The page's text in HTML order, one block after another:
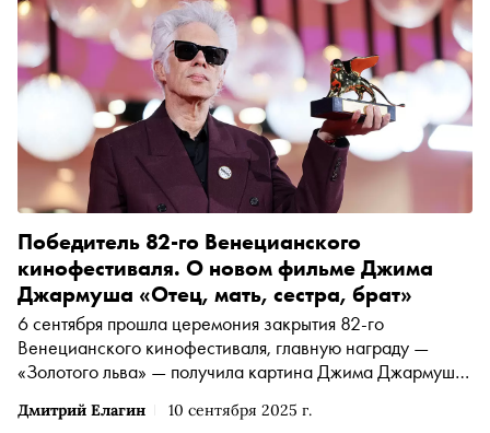
Дмитрий Елагин 10 сентября 2025 г.
Победитель 82-го Венецианского
кинофестиваля. О новом фильме Джима
Джармуша «Отец, мать, сестра, брат»
6 сентября прошла церемония закрытия 82-го
Венецианского кинофестиваля, главную награду —
«Золотого льва» — получила картина Джима Джармуша
американского автора с 2019 года: его предыдущую